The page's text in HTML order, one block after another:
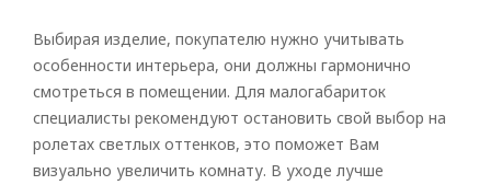
Выбирая изделие, покупателю нужно учитывать
особенности интерьера, они должны гармонично
смотреться в помещении. Для малогабариток
специалисты рекомендуют остановить свой выбор на
ролетах светлых оттенков, это поможет Вам
визуально увеличить комнату. В уходе лучше